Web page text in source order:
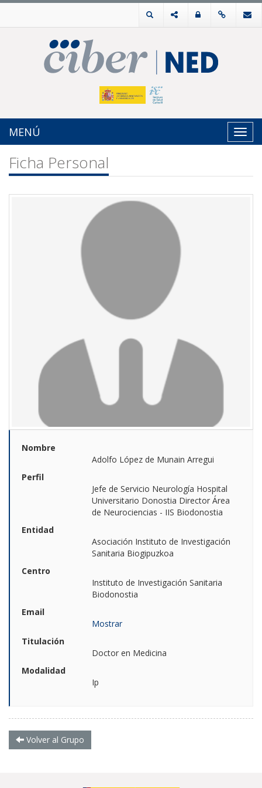
MENÚ
Ficha Personal
Nombre
Adolfo López de Munain Arregui
Perfil
Jefe de Servicio Neurología Hospital
Universitario Donostia Director Área
de Neurociencias - IIS Biodonostia
Entidad
Asociación Instituto de Investigación
Sanitaria Biogipuzkoa
Centro
Instituto de Investigación Sanitaria
Biodonostia
Email
Mostrar
Titulación
Doctor en Medicina
Modalidad
Ip
Volver al Grupo